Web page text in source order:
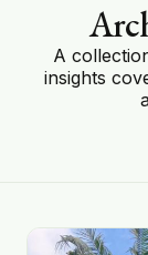
A
insights